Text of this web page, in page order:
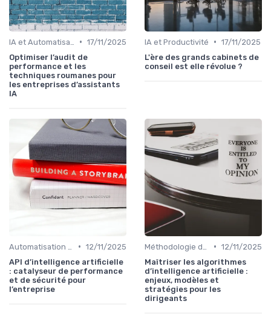
• 17/11/2025
Optimiser l’audit de
performance et les
techniques roumanes pour
les entreprises d’assistants
IA
IA et Productivité • 17/11/2025
L'ère des grands cabinets de
conseil est elle révolue ?
• 12/11/2025
API d’intelligence artificielle
: catalyseur de performance
et de sécurité pour
l’entreprise
• 12/11/2025
Maîtriser les algorithmes
d’intelligence artificielle :
enjeux, modèles et
stratégies pour les
dirigeants